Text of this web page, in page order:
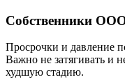
Собственники
Просрочки и давление
Важно не затягивать и
худшую стадию.